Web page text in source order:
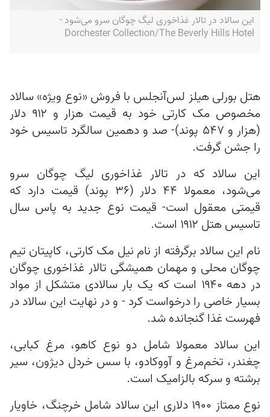
این سالاد در تالار غذاخوری لیگ چوگان سرو می‌شود -
Dorchester Collection/The Beverly Hills Hotel
هتل بورلی هیلز لس‌آنجلس با فروش «نوع ویژه» سالاد
مخصوص مک کارتی‌ خود به قیمت هزار و ۹۱۲ دلار
(هزار و ۵۴۷ پوند)- صد‌ و دهمین سالگرد تاسیس خود
را جشن گرفت.
این سالاد که در تالار غذاخوری لیگ چوگان سرو
می‌شود، معمولا ۴۴ دلار (۳۶ پوند) قیمت دارد که
قیمتی معقول است- قیمت نوع جدید به پاس سال
تاسیس هتل ۱۹۱۲ است.
نام این سالاد برگرفته از نام نیل مک کارتی، کاپیتان تیم
چوگان محلی و مهمان همیشگی تالار غذاخوری چوگان
در دهه ۱۹۴۰ است که یک بار سالادی متشکل از مواد
بسیار خاصی را درخواست کرد - و در نهایت این سالاد در
فهرست غذا گنجانده شد.
این سالاد معمولا شامل دو نوع کاهو، مرغ کبابی،
چغندر، تخم‌مرغ و آووکادو، با سس خردل دیژون، سیر
برشته و سرکه بالزامیک است.
نوع ممتاز ۱۹۰۰ دلاری این سالاد شامل خرچنگ، خاویار